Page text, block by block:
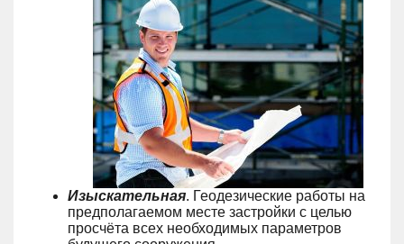
Изыскательная. Геодезические работы на
предполагаемом месте застройки с целью
просчёта всех необходимых параметров